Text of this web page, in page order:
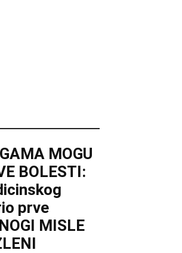
MOGU
BOLESTI:
prve
MISLE